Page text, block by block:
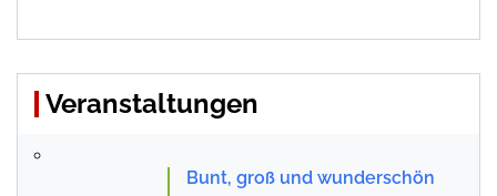
Veranstaltungen
Bunt, groß und wunderschön